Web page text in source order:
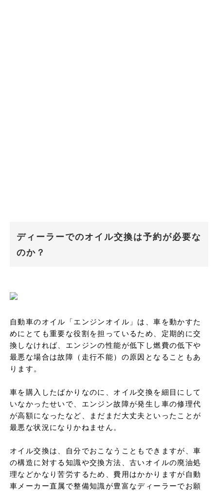
ディーラーでのオイル交換は予約が必要な
のか？
自動車のオイル「エンジンオイル」は、車を動かすた
めにとても重要な役割を担っているため、定期的に交
換しなければ、エンジンの性能が低下し燃費の低下や
最悪な場合は故障（走行不能）の原因となることもあ
ります。
車を購入したばかりなのに、オイル交換を細目にして
いなかったせいで、エンジン故障が発生し車の修理代
が高額になったなど、まだまだ大丈夫といったことが
最悪な状況になりかねません。
オイル交換は、自分でおこなうこともできますが、車
の構造に対する知識や交換方法、古いオイルの廃油処
理などかなり苦労するため、費用はかかりますが自動
車メーカー直属で整備知識が豊富なディーラーでお願